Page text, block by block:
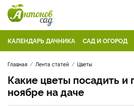
КАЛЕНДАРЬ ДАЧНИКА САД И ОГОРОД
Главная Лента статей Цветы
Какие цветы посадить и
ноябре на даче